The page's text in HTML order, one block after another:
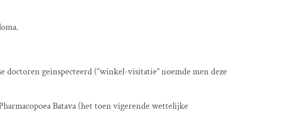
doctoren geinspecteerd (“winkel-visitatie” noemde men deze
Batava (het toen vigerende wettelijke